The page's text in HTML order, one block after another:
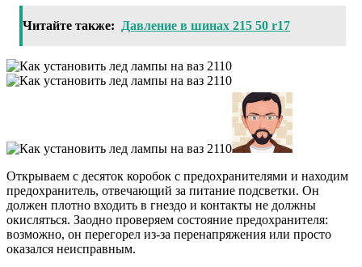
Читайте также: Давление в шинах 215 50 r17
Открываем с десяток коробок с предохранителями и находим
предохранитель, отвечающий за питание подсветки. Он
должен плотно входить в гнездо и контакты не должны
окисляться. Заодно проверяем состояние предохранителя:
возможно, он перегорел из-за перенапряжения или просто
оказался неисправным.